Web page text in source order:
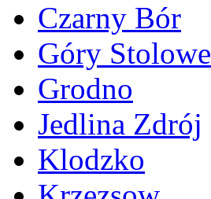
Czarny Bór
Góry Stolowe
Grodno
Jedlina Zdrój
Klodzko